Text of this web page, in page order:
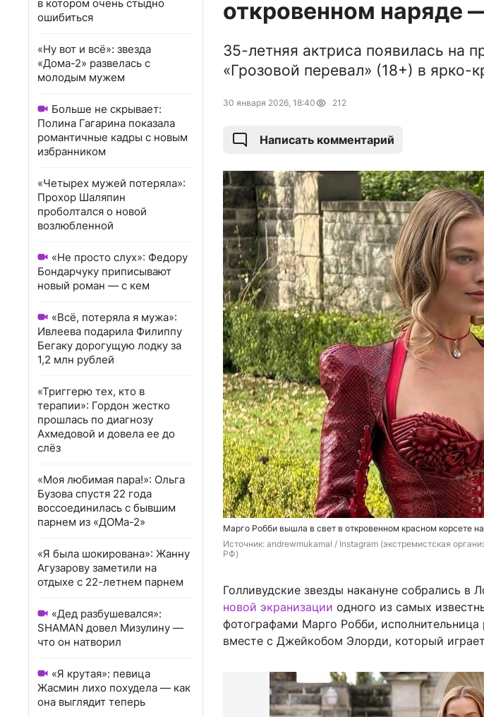
в котором очень стыдно
ошибиться
«Ну вот и всё»: звезда
«Дома-2» развелась с
молодым мужем
Больше не скрывает:
Полина Гагарина показала
романтичные кадры с новым
избранником
«Четырех мужей потеряла»:
Прохор Шаляпин
проболтался о новой
возлюбленной
«Не просто слух»: Федору
Бондарчуку приписывают
новый роман — с кем
«Всё, потеряла я мужа»:
Ивлеева подарила Филиппу
Бегаку дорогущую лодку за
1,2 млн рублей
«Триггерю тех, кто в
терапии»: Гордон жестко
прошлась по диагнозу
Ахмедовой и довела ее до
слёз
«Моя любимая пара!»: Ольга
Бузова спустя 22 года
воссоединилась с бывшим
парнем из «ДОМа-2»
«Я была шокирована»: Жанну
Агузарову заметили на
отдыхе с 22-летнем парнем
«Дед разбушевался»:
SHAMAN довел Мизулину —
что он натворил
«Я крутая»: певица
Жасмин лихо похудела — как
она выглядит теперь
откровенном наряде
35-летняя актриса появилась на
«Грозовой перевал» (18+) в ярко-
30 января 2026, 18:40 212
Написать комментарий
Марго Робби вышла в свет в откровенном красном корсете
Источник: andrewmukamal / Instagram (экстремистская
РФ)
Голливудские звезды накануне собрались в
новой экранизации одного из самых
фотографами Марго Робби,
вместе с Джейкобом Элорди, который